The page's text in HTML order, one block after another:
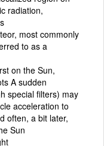
radiation,
most commonly
to as a
on the Sun,
A sudden
special filters) may
acceleration to
often, a bit later,
Sun